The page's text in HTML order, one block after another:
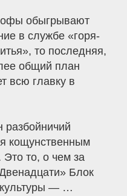
обыгрывают
в службе «горя-
то последняя,
общий план
всю главку в
разбойничий
кощунственным
Это то, о чем за
Блок
культуры — …